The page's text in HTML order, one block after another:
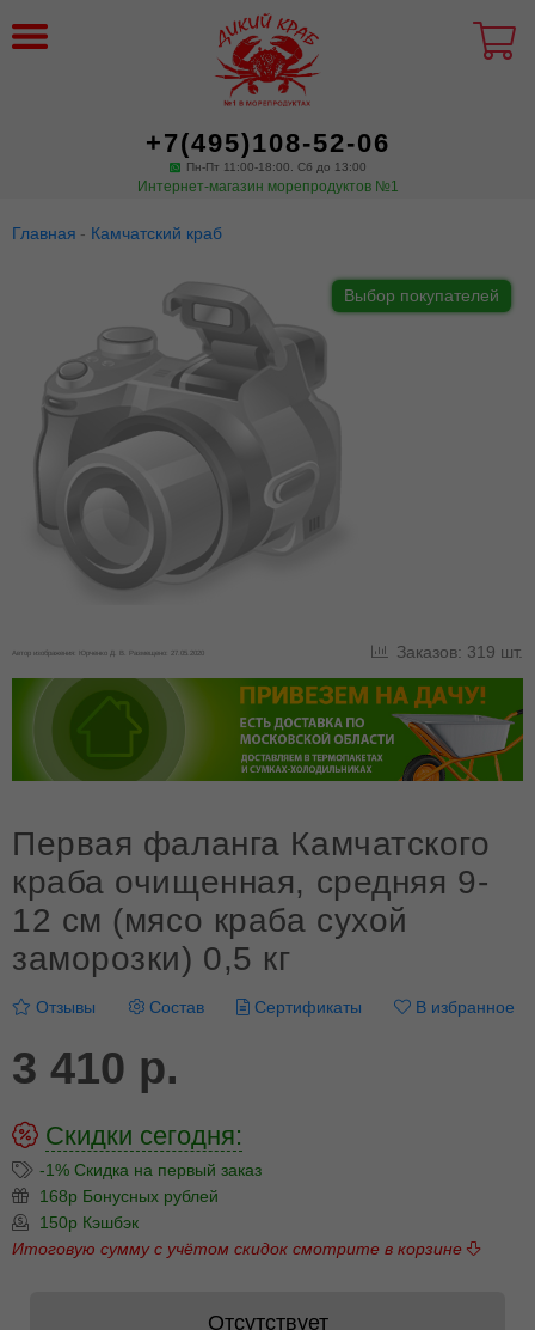
+7(495)108-52-06
Пн-Пт 11:00-18:00. Сб до 13:00
Интернет-магазин морепродуктов №1
Главная Камчатский краб
Выбор покупателей
Автор изображения: Юрченко Д. В. Размещено: 27.05.2020 Заказов: 319 шт.
Первая фаланга Камчатского
краба очищенная, средняя 9-
12 см (мясо краба сухой
заморозки) 0,5 кг
Отзывы Состав Сертификаты В избранное
3 410 р.
Скидки сегодня:
-1% Скидка на первый заказ
168р Бонусных рублей
150р Кэшбэк
Итоговую сумму с учётом скидок смотрите в корзине
Отсутствует